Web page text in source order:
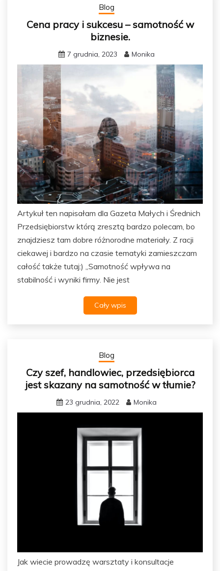
Blog
Cena pracy i sukcesu – samotność w
biznesie.
7 grudnia, 2023 Monika
Artykuł ten napisałam dla Gazeta Małych i Średnich
Przedsiębiorstw którą zresztą bardzo polecam, bo
znajdziesz tam dobre różnorodne materiały. Z racji
ciekawej i bardzo na czasie tematyki zamieszczam
całość także tutaj:) „Samotność wpływa na
stabilność i wyniki firmy. Nie jest
Cały wpis
Blog
Czy szef, handlowiec, przedsiębiorca
jest skazany na samotność w tłumie?
23 grudnia, 2022 Monika
Jak wiecie prowadzę warsztaty i konsultacje